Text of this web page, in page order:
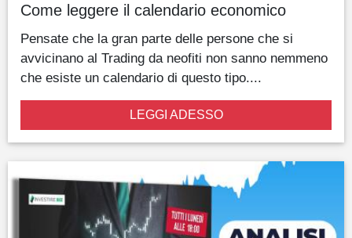
Come leggere il calendario economico
Pensate che la gran parte delle persone che si
avvicinano al Trading da neofiti non sanno nemmeno
che esiste un calendario di questo tipo....
LEGGI ADESSO